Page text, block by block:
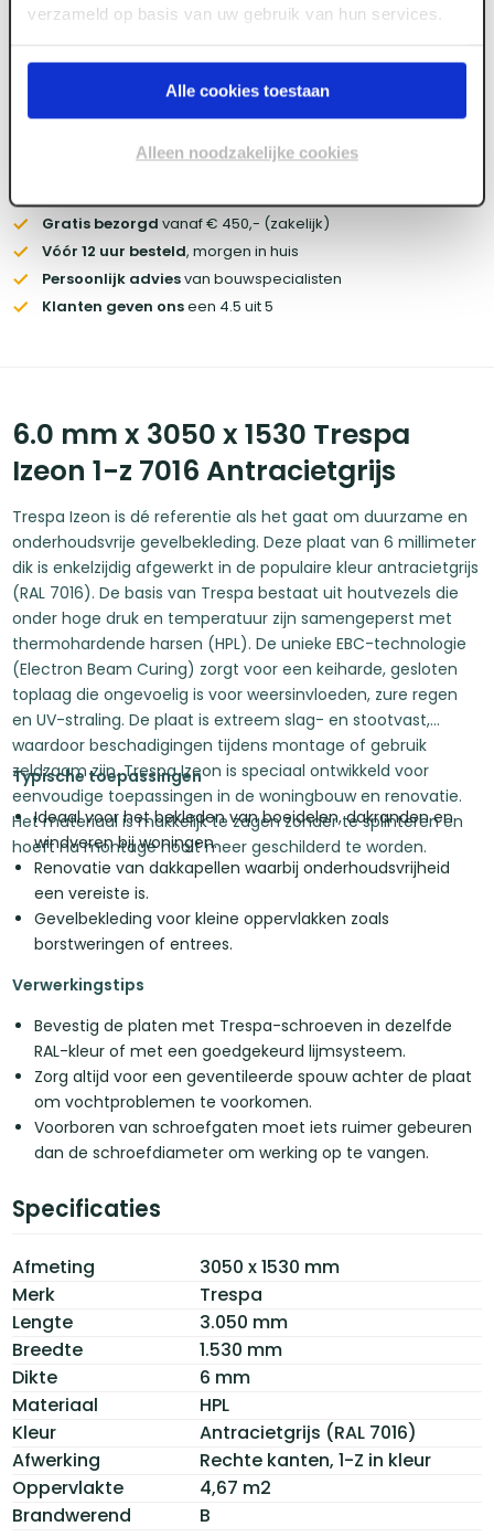
verzameld op basis van uw gebruik van hun services.
Alle cookies toestaan
Alleen noodzakelijke cookies
Log in voor prijzen
account
Voorraad:30+
Gratis bezorgd vanaf € 450,- (zakelijk)
Vóór 12 uur besteld, morgen in huis
Persoonlijk adviesvan bouwspecialisten
Klanten geven onseen 4.5 uit 5
6.0 mm x 3050 x 1530 Trespa
Izeon 1-z 7016 Antracietgrijs
Trespa Izeon is dé referentie als het gaat om duurzame en
onderhoudsvrije gevelbekleding. Deze plaat van 6 millimeter
dik is enkelzijdig afgewerkt in de populaire kleur antracietgrijs
(RAL 7016). De basis van Trespa bestaat uit houtvezels die
onder hoge druk en temperatuur zijn samengeperst met
thermohardende harsen (HPL). De unieke EBC-technologie
(Electron Beam Curing) zorgt voor een keiharde, gesloten
toplaag die ongevoelig is voor weersinvloeden, zure regen
en UV-straling. De plaat is extreem slag- en stootvast,
waardoor beschadigingen tijdens montage of gebruik
zeldzaam zijn. Trespa Izeon is speciaal ontwikkeld voor
eenvoudige toepassingen in de woningbouw en renovatie.
Het materiaal is makkelijk te zagen zonder te splinteren en
hoeft na montage nooit meer geschilderd te worden.
Typische toepassingen
Ideaal voor het bekleden van boeidelen, dakranden en
windveren bij woningen.
Renovatie van dakkapellen waarbij onderhoudsvrijheid
een vereiste is.
Gevelbekleding voor kleine oppervlakken zoals
borstweringen of entrees.
Verwerkingstips
Bevestig de platen met Trespa-schroeven in dezelfde
RAL-kleur of met een goedgekeurd lijmsysteem.
Zorg altijd voor een geventileerde spouw achter de plaat
om vochtproblemen te voorkomen.
Voorboren van schroefgaten moet iets ruimer gebeuren
dan de schroefdiameter om werking op te vangen.
Specificaties
Afmeting
3050 x 1530 mm
Merk
Trespa
Lengte
3.050 mm
Breedte
1.530 mm
Dikte
6 mm
Materiaal
HPL
Kleur
Antracietgrijs (RAL 7016)
Afwerking
Rechte kanten, 1-Z in kleur
Oppervlakte
4,67 m2
Brandwerend
B